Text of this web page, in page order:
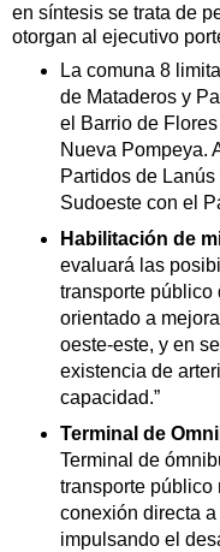
en síntesis se trata de
otorgan al ejecutivo
La comuna 8
de Mataderos y
el Barrio de
Nueva Pompeya.
Partidos de
Sudoeste con el
Habilitación de
evaluará las
transporte público
orientado a
oeste-este, y en
existencia de
capacidad.”
Terminal de
Terminal de
transporte público
conexión directa
impulsando el